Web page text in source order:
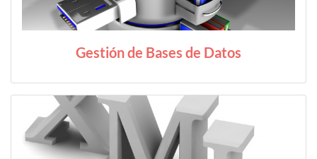
Gestión de Bases de Datos